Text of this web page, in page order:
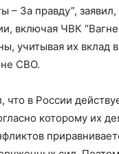
– За правду”,
включая ЧВК
учитывая их вклад
СВО.
что в России
которому их